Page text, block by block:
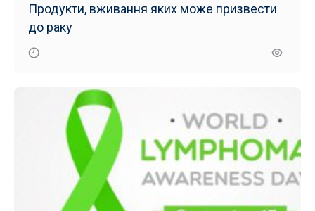
Продукти, вживання яких може призвести
до раку